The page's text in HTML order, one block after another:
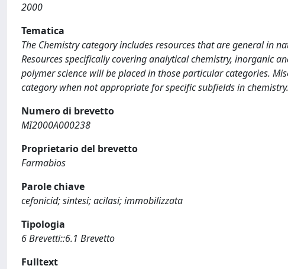
2000
Tematica
The Chemistry category includes resources that are general in
Resources specifically covering analytical chemistry, inorganic
polymer science will be placed in those particular categories.
category when not appropriate for specific subfields in chemistry.
Numero di brevetto
MI2000A000238
Proprietario del brevetto
Farmabios
Parole chiave
cefonicid; sintesi; acilasi; immobilizzata
Tipologia
6 Brevetti::6.1 Brevetto
Fulltext